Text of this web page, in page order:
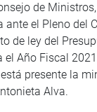
de
ante el Pleno del
de ley del
el Año Fiscal
presente la
Alva.